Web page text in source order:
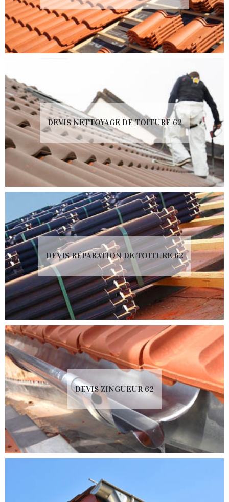
DEVIS NETTOYAGE DE TOITURE 62
DEVIS RÉPARATION DE TOITURE 62
DEVIS ZINGUEUR 62